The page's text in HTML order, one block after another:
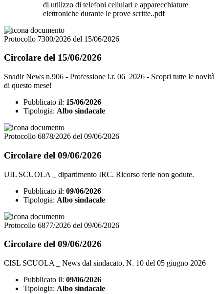
di utilizzo di telefoni cellulari e apparecchiature
elettroniche durante le prove scritte..pdf
Protocollo 7300/2026 del 15/06/2026
Circolare del 15/06/2026
Snadir News n.906 - Professione i.r. 06_2026 - Scopri tutte le novità
di questo mese!
Pubblicato il: 15/06/2026
Tipologia: Albo sindacale
Protocollo 6878/2026 del 09/06/2026
Circolare del 09/06/2026
UIL SCUOLA _ dipartimento IRC. Ricorso ferie non godute.
Pubblicato il: 09/06/2026
Tipologia: Albo sindacale
Protocollo 6877/2026 del 09/06/2026
Circolare del 09/06/2026
CISL SCUOLA _ News dal sindacato, N. 10 del 05 giugno 2026
Pubblicato il: 09/06/2026
Tipologia: Albo sindacale